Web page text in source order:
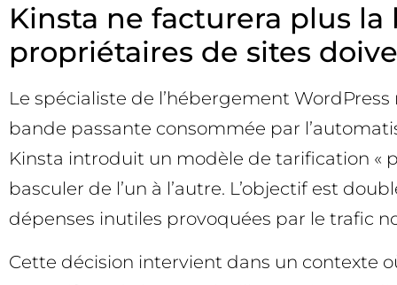
Kinsta ne facturera plus
propriétaires de sites
Le spécialiste de l’hébergement
bande passante consommée par
Kinsta introduit un modèle de tarification «
basculer de l’un à l’autre. L’objectif est
dépenses inutiles provoquées par le trafic
Cette décision intervient dans un contexte